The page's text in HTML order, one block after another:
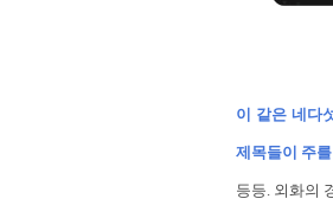
이 같은 네다
제목들이 주
등등. 외화의